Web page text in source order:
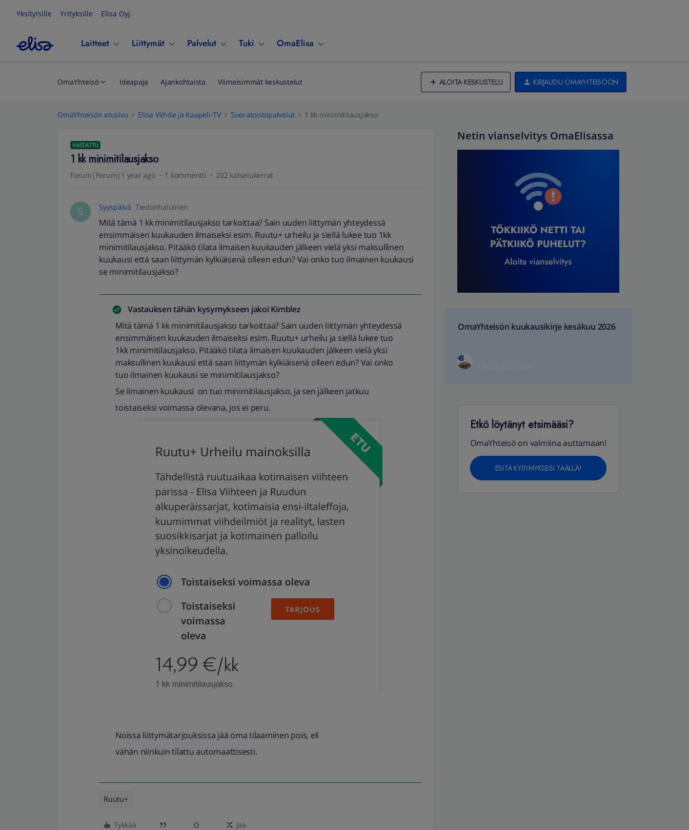
Yksityisille Yrityksille Elisa Oyj
Laitteet Liittymät Palvelut Tuki OmaElisa
OmaYhteisö Ideapaja Ajankohtaista Viimeisimmät keskustelut ALOITA KESKUSTELU KIRJAUDU OMAYHTEISÖÖN
OmaYhteisön etusivu Elisa Viihde ja Kaapeli-TV Suoratoistopalvelut 1 kk minimitilausjakso
VASTATTU
1 kk minimitilausjakso
Forum|Forum|1 year ago 1 kommentti 202 katselukerrat
S Syyspäivä Tiedonhaluinen
Mitä tämä 1 kk minimitilausjakso tarkoittaa? Sain uuden liittymän yhteydessä
ensimmäisen kuukauden ilmaiseksi esim. Ruutu+ urheilu ja siellä lukee tuo 1kk
minimitilausjakso. Pitääkö tilata ilmaisen kuukauden jälkeen vielä yksi maksullinen
kuukausi että saan liittymän kylkiäisenä olleen edun? Vai onko tuo ilmainen kuukausi
se minimitilausjakso?
Vastauksen tähän kysymykseen jakoi Kimblez
Mitä tämä 1 kk minimitilausjakso tarkoittaa? Sain uuden liittymän yhteydessä
ensimmäisen kuukauden ilmaiseksi esim. Ruutu+ urheilu ja siellä lukee tuo
1kk minimitilausjakso. Pitääkö tilata ilmaisen kuukauden jälkeen vielä yksi
maksullinen kuukausi että saan liittymän kylkiäisenä olleen edun? Vai onko
tuo ilmainen kuukausi se minimitilausjakso?
Se ilmainen kuukausi on tuo minimitilausjakso, ja sen jälkeen jatkuu
toistaiseksi voimassa olevana, jos ei peru.
Noissa liittymätarjouksissa jää oma tilaaminen pois, eli
vähän niinkuin tilattu automaattisesti.
Ruutu+
Tykkää Jaa
Netin vianselvitys OmaElisassa
OmaYhteisön kuukausikirje kesäkuu 2026
Etkö löytänyt etsimääsi?
OmaYhteisö on valmiina auttamaan!
ESITÄ KYSYMYKSESI TÄÄLLÄ!